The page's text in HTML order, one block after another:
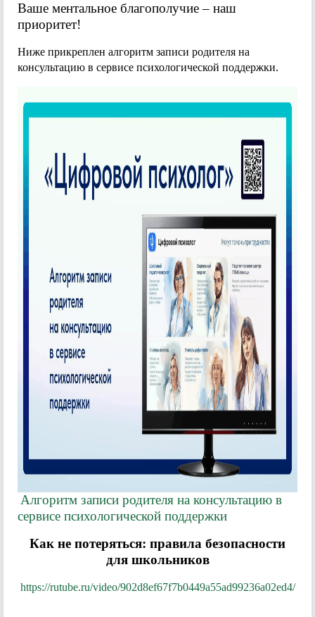
Ваше ментальное благополучие – наш
приоритет!
Ниже прикреплен алгоритм записи родителя на
консультацию в сервисе психологической поддержки.
Алгоритм записи родителя на консультацию в
сервисе психологической поддержки
Как не потеряться: правила безопасности
для школьников
https://rutube.ru/video/902d8ef67f7b0449a55ad99236a02ed4/